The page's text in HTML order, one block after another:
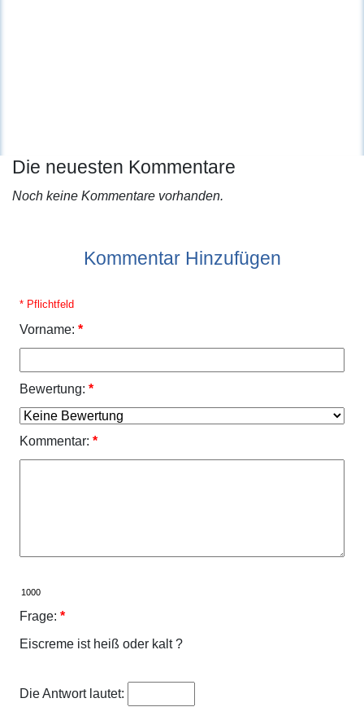
Die neuesten Kommentare
Noch keine Kommentare vorhanden.
Kommentar Hinzufügen
* Pflichtfeld
Vorname: *
Bewertung: *
Kommentar: *
Frage: *
Eiscreme ist heiß oder kalt ?
Die Antwort lautet: